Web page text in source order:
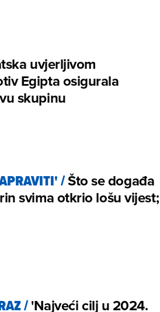
uvjerljivom
Egipta osigurala
skupinu
/Što se događa
svima otkrio lošu vijest;
/'Najveći cilj u 2024.